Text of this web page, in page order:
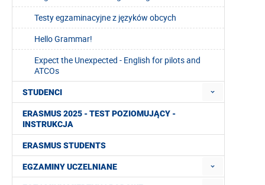
Testy egzaminacyjne z języków obcych
Hello Grammar!
Expect the Unexpected - English for pilots and
ATCOs
STUDENCI
ERASMUS 2025 - TEST POZIOMUJĄCY -
INSTRUKCJA
ERASMUS STUDENTS
EGZAMINY UCZELNIANE